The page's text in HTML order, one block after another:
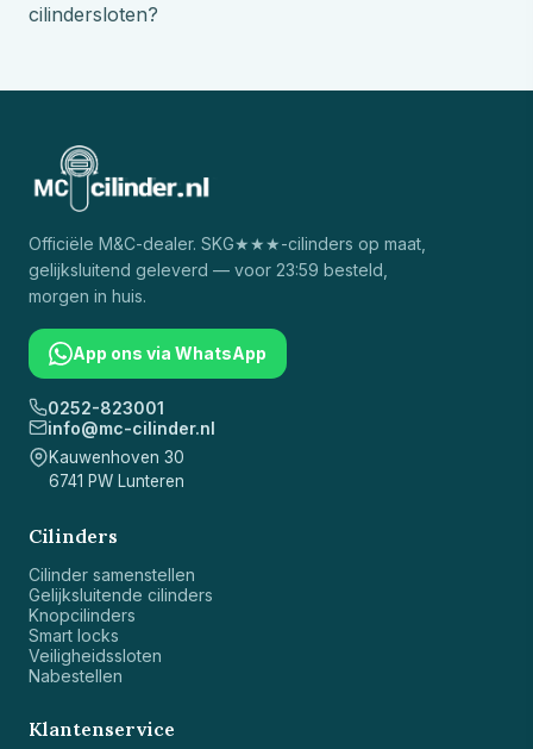
cilindersloten?
Officiële M&C-dealer. SKG★★★-cilinders op maat,
gelijksluitend geleverd — voor 23:59 besteld,
morgen in huis.
App ons via WhatsApp
0252-823001
info@mc-cilinder.nl
Kauwenhoven 30
6741 PW Lunteren
Cilinders
Cilinder samenstellen
Gelijksluitende cilinders
Knopcilinders
Smart locks
Veiligheidssloten
Nabestellen
Klantenservice